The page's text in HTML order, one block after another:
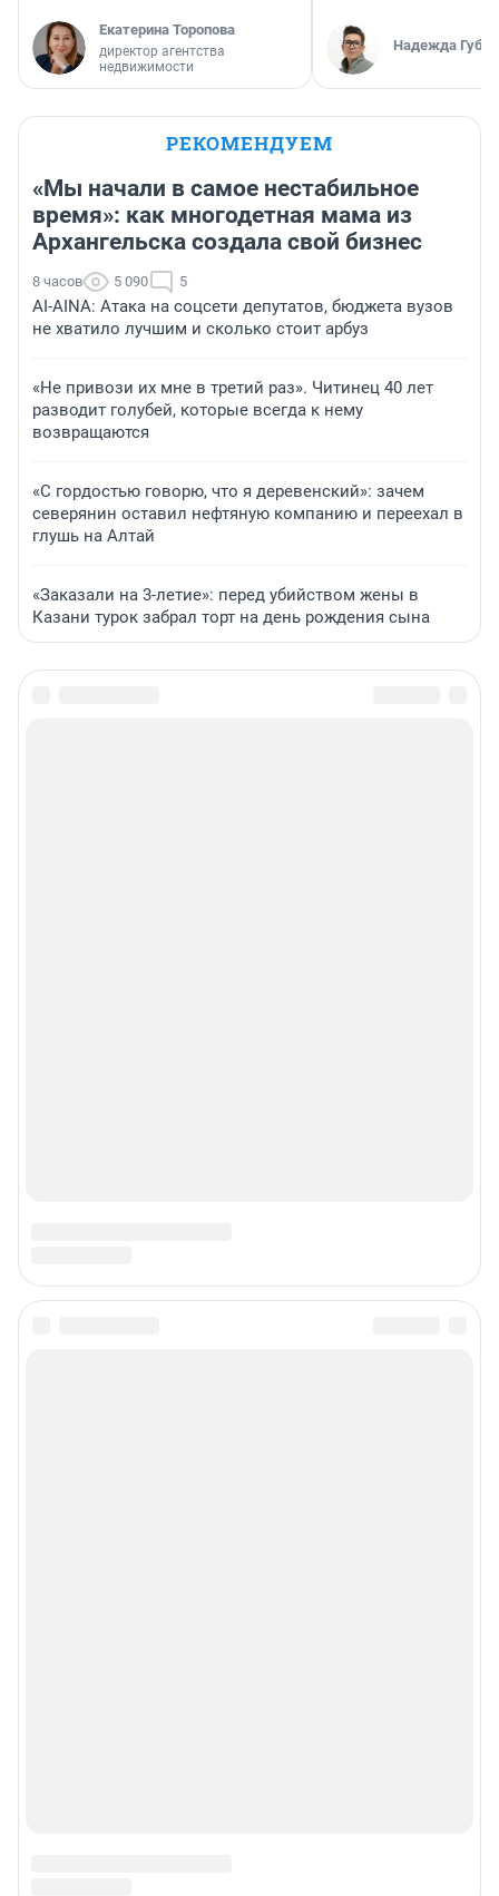
Екатерина Торопова
директор агентства
недвижимости
Надежда
РЕКОМЕНДУЕМ
«Мы начали в самое нестабильное
время»: как многодетная мама из
Архангельска создала свой бизнес
8 часов 5 090 5
AI-AINA: Атака на соцсети депутатов, бюджета вузов
не хватило лучшим и сколько стоит арбуз
«Не привози их мне в третий раз». Читинец 40 лет
разводит голубей, которые всегда к нему
возвращаются
«С гордостью говорю, что я деревенский»: зачем
северянин оставил нефтяную компанию и переехал в
глушь на Алтай
«Заказали на 3-летие»: перед убийством жены в
Казани турок забрал торт на день рождения сына